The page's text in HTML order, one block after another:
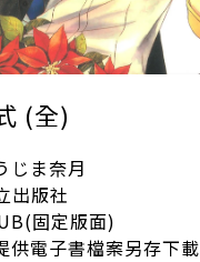
(全)
じま奈月
出版社
固定版面)
供電子書檔案另存下載